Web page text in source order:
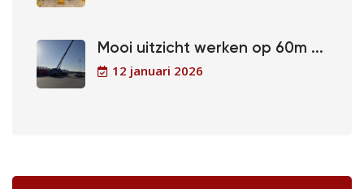
Mooi uitzicht werken op 60m ...
12 januari 2026